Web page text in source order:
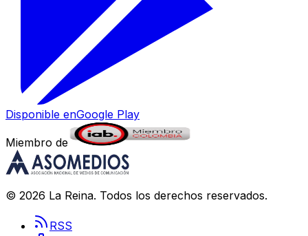
Disponible enGoogle Play
Miembro de
© 2026 La Reina. Todos los derechos reservados.
RSS